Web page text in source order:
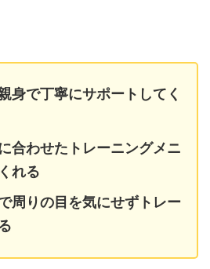
身で丁寧にサポートしてく
合わせたトレーニングメニ
れる
周りの目を気にせずトレー